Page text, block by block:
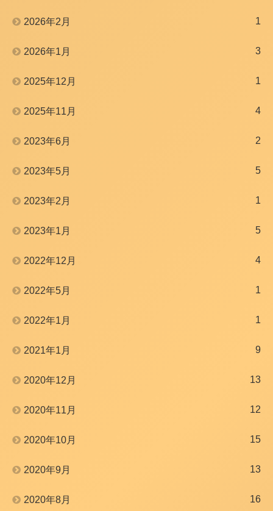
2026年2月 1
2026年1月 3
2025年12月 1
2025年11月 4
2023年6月 2
2023年5月 5
2023年2月 1
2023年1月 5
2022年12月 4
2022年5月 1
2022年1月 1
2021年1月 9
2020年12月 13
2020年11月 12
2020年10月 15
2020年9月 13
2020年8月 16